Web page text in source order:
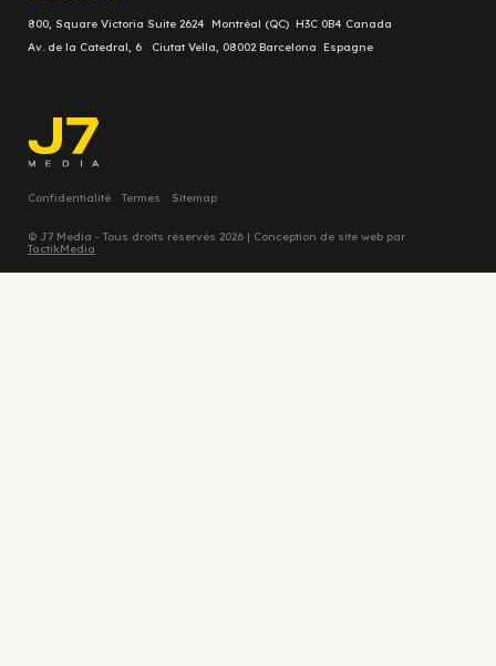
800, Square Victoria Suite 2624 Montréal (QC) H3C 0B4 Canada
Av. de la Catedral, 6 Ciutat Vella, 08002 Barcelona Espagne
Confidentialité Termes Sitemap
© J7 Media - Tous droits réservés 2026 | Conception de site web par
TactikMedia